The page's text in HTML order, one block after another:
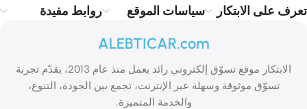
تعرف على الابتكار سياسات الموقع روابط مفيدة
ALEBTICAR.com
الابتكار موقع تسوّق إلكتروني رائد يعمل منذ عام 2013، يقدّم تجربة
تسوّق موثوقة وسهلة عبر الإنترنت، تجمع بين الجودة، التنوع،
والخدمة المتميزة.